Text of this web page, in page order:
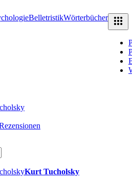
BelletristikWörterbücher
Kurt Tucholsky